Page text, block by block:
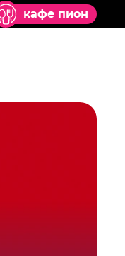
кафе пион